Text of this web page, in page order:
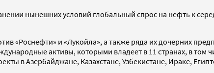
нынешних условий глобальный спрос на нефть к
«Роснефти» и «Лукойла», а также ряда их дочерних
активы, которыми владеет в 11 странах, в
в Азербайджане, Казахстане, Узбекистане, Ираке,